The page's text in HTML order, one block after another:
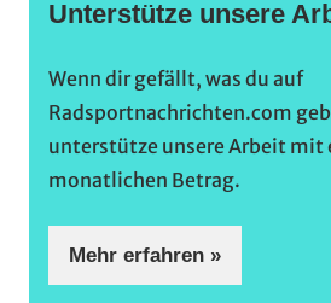
Unterstütze unsere
Wenn dir gefällt, was du auf
Radsportnachrichten.com
unterstütze unsere Arbeit mit
monatlichen Betrag.
Mehr erfahren »